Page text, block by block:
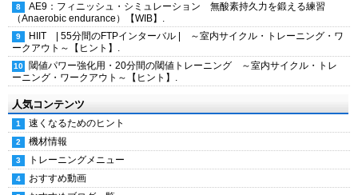
AE9：フィニッシュ・シミュレーション 無酸素持久力を鍛える練習
（Anaerobic endurance）【WIB】.
HIIT | 55分間のFTPインターバル | ～室内サイクル・トレーニング・ワ
ークアウト～【ヒント】.
閾値パワー強化用・20分間の閾値トレーニング ～室内サイクル・トレ
ーニング・ワークアウト～【ヒント】.
人気コンテンツ
速くなるためのヒント
機材情報
トレーニングメニュー
おすすめ動画